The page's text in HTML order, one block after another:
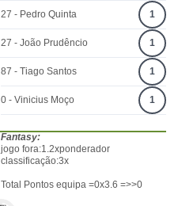
27 - Pedro Quinta 1
27 - João Prudêncio 1
87 - Tiago Santos 1
0 - Vinicius Moço 1
Fantasy:
jogo fora:1.2xponderador
classificação:3x
Total Pontos equipa =0x3.6 =>>0